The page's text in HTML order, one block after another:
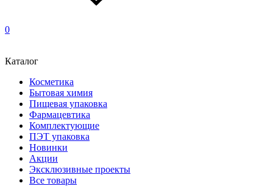
0
Каталог
Косметика
Бытовая химия
Пищевая упаковка
Фармацевтика
Комплектующие
ПЭТ упаковка
Новинки
Акции
Эксклюзивные проекты
Все товары